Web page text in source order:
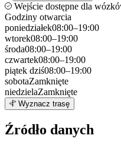
Wejście dostępne dla
Godziny otwarcia
poniedziałek08:00–19:00
wtorek08:00–19:00
środa08:00–19:00
czwartek08:00–19:00
piątek dziś08:00–19:00
sobotaZamknięte
niedzielaZamknięte
+
−
Wyznacz trasę
Źródło danych